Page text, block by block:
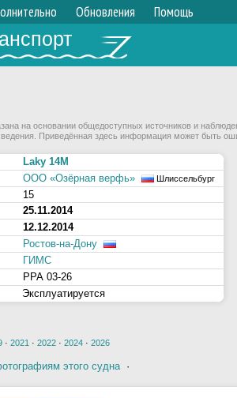
Обновления Помощь
на основании общедоступных источников и
Приведённая здесь информация может быть
Laky 14M
ООО «Озёрная верфь»
Шлиссельбург
15
25.11.2014
12.12.2014
Ростов-на-Дону
ГИМС
РРА 03-26
Эксплуатируется
· 2021 · 2022 · 2024 · 2026
этого судна·